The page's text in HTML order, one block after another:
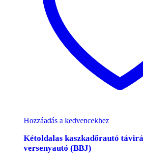
Hozzáadás a kedvencekhez
Kétoldalas kaszkadőrautó
versenyautó (BBJ)